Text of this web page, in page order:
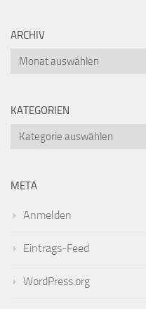
ARCHIV
Archiv
KATEGORIEN
Kategorien
META
Anmelden
Eintrags-Feed
WordPress.org